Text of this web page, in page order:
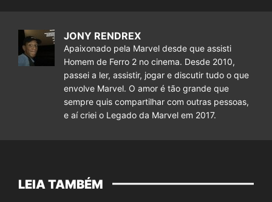
JONY RENDREX
Apaixonado pela Marvel desde que assisti
Homem de Ferro 2 no cinema. Desde 2010,
passei a ler, assistir, jogar e discutir tudo o que
envolve Marvel. O amor é tão grande que
sempre quis compartilhar com outras pessoas,
e aí criei o Legado da Marvel em 2017.
LEIA TAMBÉM